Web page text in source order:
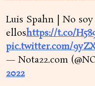
Luis Spahn | No
elloshttps://t.co/
pic.twitter.com/
— Nota22.com
2022